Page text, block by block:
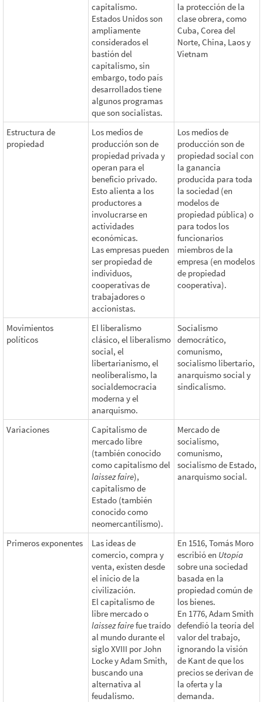
capitalismo.
Estados Unidos son
ampliamente
considerados el
bastión del
capitalismo, sin
embargo, todo país
desarrollados tiene
algunos programas
que son socialistas.
la protección de la
clase obrera, como
Cuba, Corea del
Norte, China, Laos y
Vietnam
Estructura de
propiedad
Los medios de
producción son de
propiedad privada y
operan para el
beneficio privado.
Esto alienta a los
productores a
involucrarse en
actividades
económicas.
Las empresas pueden
ser propiedad de
individuos,
cooperativas de
trabajadores o
accionistas.
Los medios de
producción son de
propiedad social con
la ganancia
producida para toda
la sociedad (en
modelos de
propiedad pública) o
para todos los
funcionarios
miembros de la
empresa (en modelos
de propiedad
cooperativa).
Movimientos
políticos
El liberalismo
clásico, el liberalismo
social, el
libertarianismo, el
neoliberalismo, la
socialdemocracia
moderna y el
anarquismo.
Socialismo
democrático,
comunismo,
socialismo libertario,
anarquismo social y
sindicalismo.
Variaciones
Capitalismo de
mercado libre
(también conocido
como capitalismo del
laissez faire),
capitalismo de
Estado (también
conocido como
neomercantilismo).
Mercado de
socialismo,
comunismo,
socialismo de Estado,
anarquismo social.
Primeros exponentes
Las ideas de
comercio, compra y
venta, existen desde
el inicio de la
civilización.
El capitalismo de
libre mercado o
laissez fairefue traído
al mundo durante el
siglo XVIII por John
Locke y Adam Smith,
buscando una
alternativa al
feudalismo.
En 1516, Tomás Moro
escribió en Utopía
sobre una sociedad
basada en la
propiedad común de
los bienes.
En 1776, Adam Smith
defendió la teoría del
valor del trabajo,
ignorando la visión
de Kant de que los
precios se derivan de
la oferta y la
demanda.